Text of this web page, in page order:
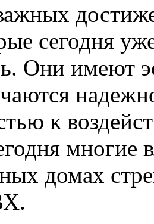
сегодня
Они имеют
к
многие
домах